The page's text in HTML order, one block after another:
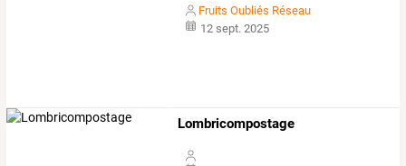
Fruits Oubliés Réseau
12 sept. 2025
Lombricompostage